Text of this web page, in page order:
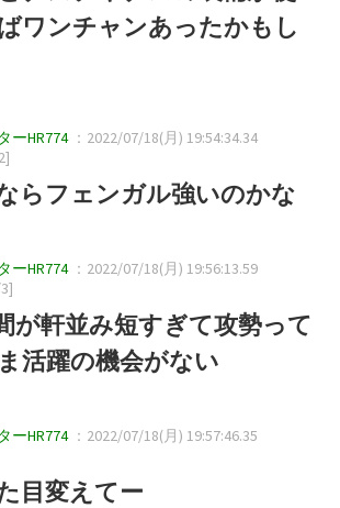
ワンチャンあったかもし
ーHR774 ：2022/07/18(月) 19:54:34.34
らフェンガル強いのかな
ーHR774 ：2022/07/18(月) 19:56:13.59
が軒並み短すぎて攻勢って
活躍の機会がない
ーHR774 ：2022/07/18(月) 19:57:46.35
目変えてー